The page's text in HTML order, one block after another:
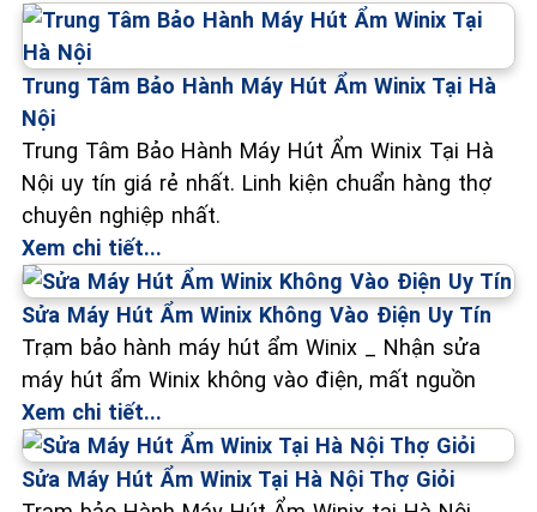
Trung Tâm Bảo Hành Máy Hút Ẩm Winix Tại Hà
Nội
Trung Tâm Bảo Hành Máy Hút Ẩm Winix Tại Hà
Nội uy tín giá rẻ nhất. Linh kiện chuẩn hàng thợ
chuyên nghiệp nhất.
Xem chi tiết...
Sửa Máy Hút Ẩm Winix Không Vào Điện Uy Tín
Trạm bảo hành máy hút ẩm Winix _ Nhận sửa
máy hút ẩm Winix không vào điện, mất nguồn
Xem chi tiết...
Sửa Máy Hút Ẩm Winix Tại Hà Nội Thợ Giỏi